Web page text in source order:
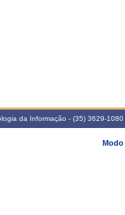
da Informação - (35) 3629-
Modo